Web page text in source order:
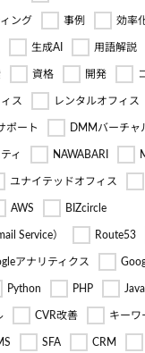
ング 事例 効率
生成AI 用語解説
資格 開発
ス レンタルオフィス
ポート DMMバーチャ
ィ NAWABARI
ユナイテッドオフィス
AWS BIZcircle
Service） Route53
アナリティクス
Python PHP
CVR改善 キーワ
SFA CRM